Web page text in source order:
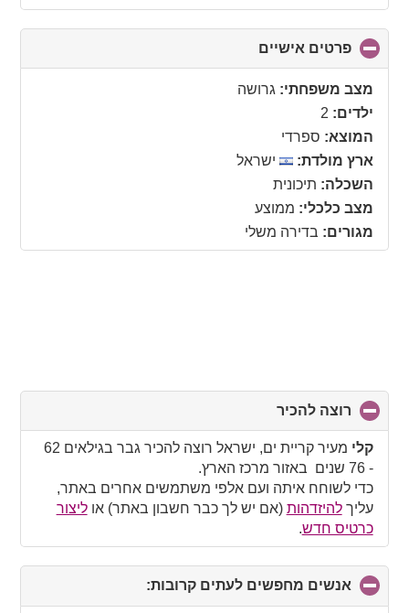
פרטים אישיים
to
collapse
מצב משפחתי: גרושה
ילדים: 2
המוצא: ספרדי
ארץ מולדת:
ישראל
השכלה: תיכונית
מצב כלכלי: ממוצע
מגורים: בדירה משלי
רוצה להכיר
to
collapse
contents
קלי
מעיר קריית ים, ישראל רוצה להכיר גבר בגילאים 62
- 76 שנים באזור מרכז הארץ.
כדי לשוחח איתה ועם אלפי משתמשים אחרים באתר,
עליךלהיזדהות (אם יש לך כבר חשבון באתר) אוליצור
כרטיס חדש.
אנשים מחפשים לעתים קרובות:
to